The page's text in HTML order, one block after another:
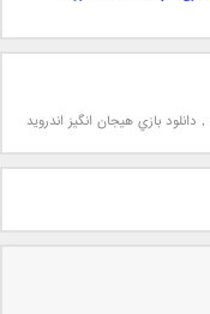
, دانلود بازي هيجان انگيز اندرويد